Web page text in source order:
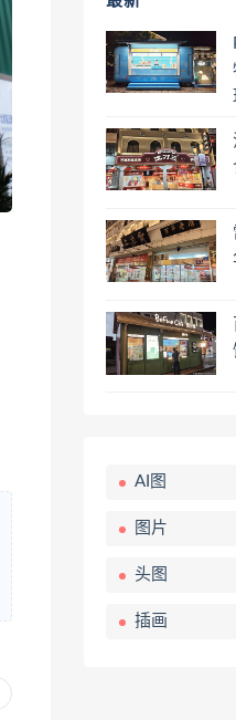
AI图
图片
头图
插画